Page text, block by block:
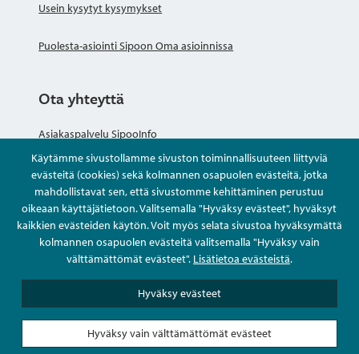
Käytämme sivustollamme sivuston toiminnallisuuteen liittyviä
evästeitä (cookies) sekä kolmannen osapuolen evästeitä, jotka
mahdollistavat sen, että sivustomme kehittäminen perustuu
oikeaan käyttäjätietoon. Valitsemalla "Hyväksy evästeet", hyväksyt
kaikkien evästeiden käytön. Voit myös selata sivustoa hyväksymättä
kolmannen osapuolen evästeitä valitsemalla "Hyväksy vain
välttämättömät evästeet". Lisätietoa evästeistä.
Hyväksy evästeet
Hyväksy vain välttämättömät evästeet
Usein kysytyt kysymykset
Puolesta-asiointi Sipoon Oma asioinnissa
Ota yhteyttä
Asiakaspalvelu SipooInfo
Anna palautetta nimettömästi
Kysy tai asioi
Yhteystiedot